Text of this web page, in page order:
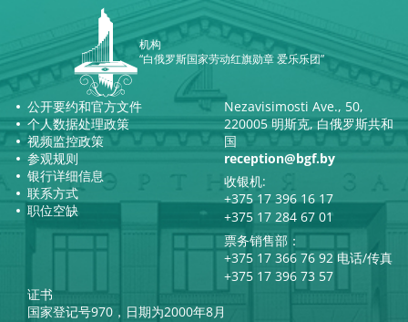
机构
“白俄罗斯国家劳动红旗勋章 爱乐乐团”
公开要约和官方文件
个人数据处理政策
视频监控政策
参观规则
银行详细信息
联系方式
职位空缺
Nezavisimosti Ave., 50,
220005 明斯克, 白俄罗斯共和
国
reception@bgf.by
收银机:
+375 17 396 16 17
+375 17 284 67 01
票务销售部：
+375 17 366 76 92 电话/传真
+375 17 396 73 57
证书
国家登记号970，日期为2000年8月